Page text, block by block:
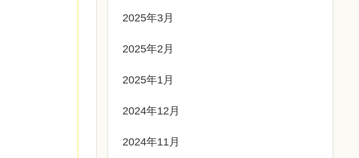
2025年3月
2025年2月
2025年1月
2024年12月
2024年11月